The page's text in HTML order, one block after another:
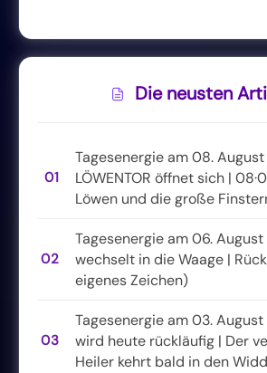
Die neusten
01
Tagesenergie am 08.
LÖWENTOR öffnet sich |
Löwen und die große
02
Tagesenergie am 06.
wechselt in die Waage |
eigenes Zeichen)
03
Tagesenergie am 03.
wird heute rückläufig | Der
Heiler kehrt bald in den